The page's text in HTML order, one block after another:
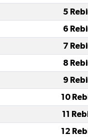
5
6
7
8
9
10
11
12